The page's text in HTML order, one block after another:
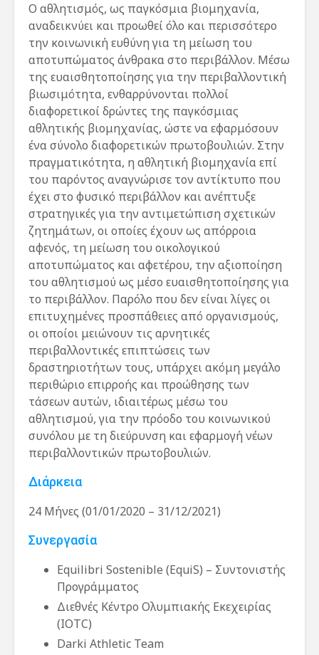
Ο αθλητισμός, ως παγκόσμια βιομηχανία,
αναδεικνύει και προωθεί όλο και περισσότερο
την κοινωνική ευθύνη για τη μείωση του
αποτυπώματος άνθρακα στο περιβάλλον. Μέσω
της ευαισθητοποίησης για την περιβαλλοντική
βιωσιμότητα, ενθαρρύνονται πολλοί
διαφορετικοί δρώντες της παγκόσμιας
αθλητικής βιομηχανίας, ώστε να εφαρμόσουν
ένα σύνολο διαφορετικών πρωτοβουλιών. Στην
πραγματικότητα, η αθλητική βιομηχανία επί
του παρόντος αναγνώρισε τον αντίκτυπο που
έχει στο φυσικό περιβάλλον και ανέπτυξε
στρατηγικές για την αντιμετώπιση σχετικών
ζητημάτων, οι οποίες έχουν ως απόρροια
αφενός, τη μείωση του οικολογικού
αποτυπώματος και αφετέρου, την αξιοποίηση
του αθλητισμού ως μέσο ευαισθητοποίησης για
το περιβάλλον. Παρόλο που δεν είναι λίγες οι
επιτυχημένες προσπάθειες από οργανισμούς,
οι οποίοι μειώνουν τις αρνητικές
περιβαλλοντικές επιπτώσεις των
δραστηριοτήτων τους, υπάρχει ακόμη μεγάλο
περιθώριο επιρροής και προώθησης των
τάσεων αυτών, ιδιαιτέρως μέσω του
αθλητισμού, για την πρόοδο του κοινωνικού
συνόλου με τη διεύρυνση και εφαρμογή νέων
περιβαλλοντικών πρωτοβουλιών.
Διάρκεια
24 Μήνες (01/01/2020 – 31/12/2021)
Συνεργασία
Equilibri Sostenible (EquiS) – Συντονιστής
Προγράμματος
Διεθνές Κέντρο Ολυμπιακής Εκεχειρίας
(IOTC)
Darki Athletic Team